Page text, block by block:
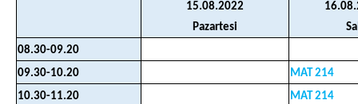
15.08.2022
Pazartesi
08.30-09.20
09.30-10.20
MAT 214
10.30-11.20
MAT 214